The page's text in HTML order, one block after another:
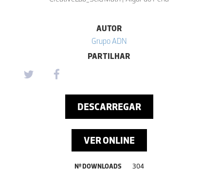
AUTOR
Grupo ADN
PARTILHAR
DESCARREGAR
VER ONLINE
Nº DOWNLOADS 304